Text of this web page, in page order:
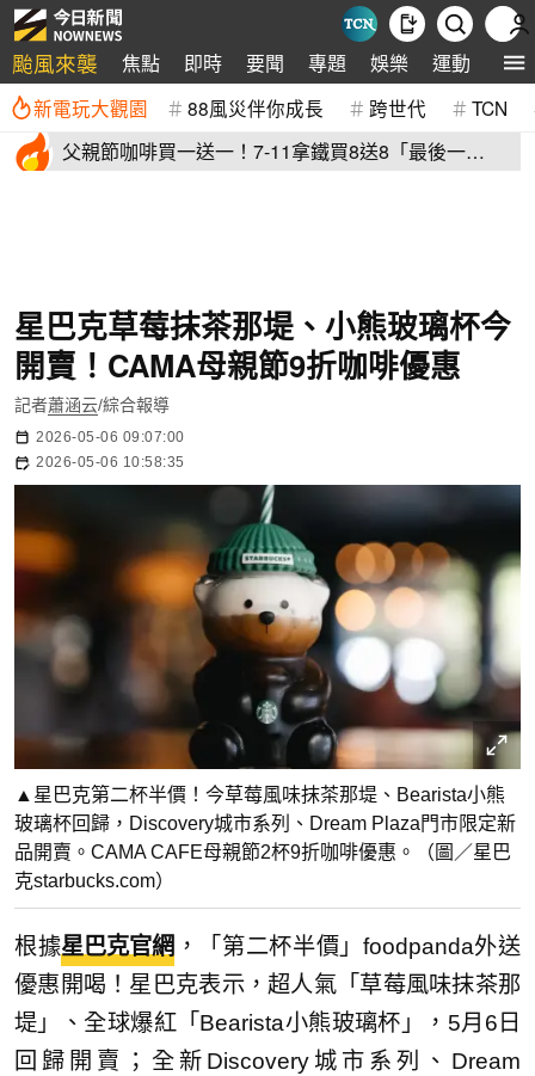
颱風來襲 焦點 即時 要聞 專題 娛樂 運動 全球
新電玩大觀園 88風災伴你成長 跨世代 TCN
父親節咖啡買一送一！7-11拿鐵買8送8「最後一
星巴克草莓抹茶那堤、小熊玻璃杯今
開賣！CAMA母親節9折咖啡優惠
記者蕭涵云/綜合報導
2026-05-06 09:07:00
2026-05-06 10:58:35
▲星巴克第二杯半價！今草莓風味抹茶那堤、Bearista小熊
玻璃杯回歸，Discovery城市系列、Dream Plaza門市限定新
品開賣。CAMA CAFE母親節2杯9折咖啡優惠。（圖／星巴
克starbucks.com）
根據星巴克官網 ，「第二杯半價」foodpanda外送
優惠開喝！星巴克表示，超人氣「草莓風味抹茶那
堤」、全球爆紅「Bearista小熊玻璃杯」，5月6日
回歸開賣；全新Discovery城市系列、Dream